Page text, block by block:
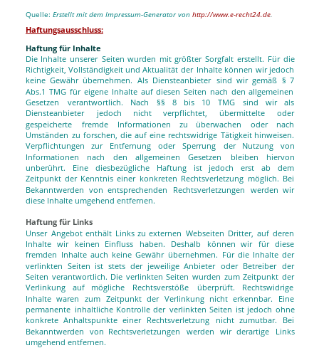
Quelle: Erstellt mit dem Impressum-Generator von http://www.e-recht24.de.
Haftungsausschluss:
Haftung für Inhalte
Die Inhalte unserer Seiten wurden mit größter Sorgfalt erstellt. Für die
Richtigkeit, Vollständigkeit und Aktualität der Inhalte können wir jedoch
keine Gewähr übernehmen. Als Diensteanbieter sind wir gemäß § 7
Abs.1 TMG für eigene Inhalte auf diesen Seiten nach den allgemeinen
Gesetzen
verantwortlich. Nach §§ 8 bis 10 TMG sind wir
als
Diensteanbieter
jedoch nicht verpflichtet, übermittelte
oder
gespeicherte
fremde Informationen zu überwachen oder
nach
Umständen zu forschen, die auf eine rechtswidrige Tätigkeit hinweisen.
Verpflichtungen
zur Entfernung oder Sperrung der Nutzung
von
Informationen
nach den allgemeinen Gesetzen bleiben
hiervon
unberührt.
Eine diesbezügliche Haftung ist jedoch erst ab
dem
Zeitpunkt der Kenntnis einer konkreten Rechtsverletzung möglich. Bei
Bekanntwerden von entsprechenden Rechtsverletzungen werden wir
diese Inhalte umgehend entfernen.
Haftung für Links
Unser Angebot enthält Links zu externen Webseiten Dritter, auf deren
Inhalte wir keinen Einfluss haben. Deshalb können wir für diese
fremden Inhalte auch keine Gewähr übernehmen. Für die Inhalte der
verlinkten Seiten ist stets der jeweilige Anbieter oder Betreiber der
Seiten verantwortlich. Die verlinkten Seiten wurden zum Zeitpunkt der
Verlinkung
auf mögliche Rechtsverstöße überprüft.
Rechtswidrige
Inhalte waren zum Zeitpunkt der Verlinkung nicht erkennbar.
Eine
permanente inhaltliche Kontrolle der verlinkten Seiten ist jedoch ohne
konkrete Anhaltspunkte einer Rechtsverletzung nicht zumutbar.
Bei
Bekanntwerden
von Rechtsverletzungen werden wir derartige
Links
umgehend entfernen.